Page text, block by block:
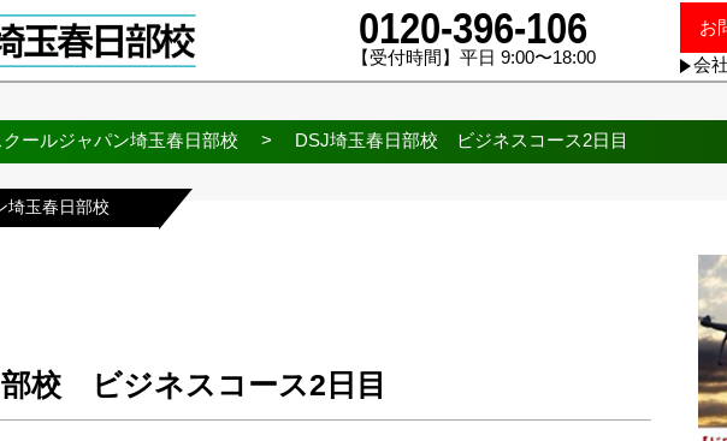
0120-396-106
【受付時間】平日 9:00〜18:00
お
会
クールジャパン埼玉春日部校 > DSJ埼玉春日部校 ビジネスコース2日目
埼玉春日部校
校 ビジネスコース2日目